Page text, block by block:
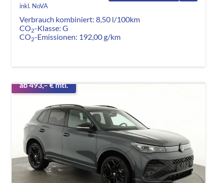
inkl. NoVA
Verbrauch kombiniert: 8,50 l/100km
CO2-Klasse: G
CO2-Emissionen: 192,00 g/km
ab 493,– € mtl.